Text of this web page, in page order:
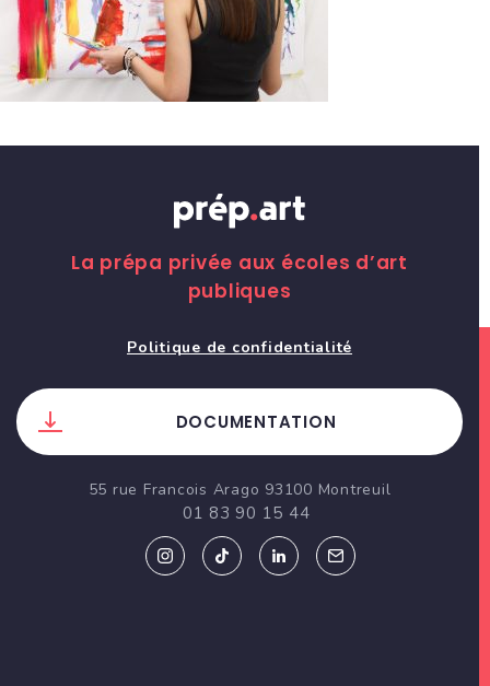
La prépa privée aux écoles d’art
publiques
Politique de confidentialité
DOCUMENTATION
55 rue Francois Arago 93100 Montreuil
01 83 90 15 44